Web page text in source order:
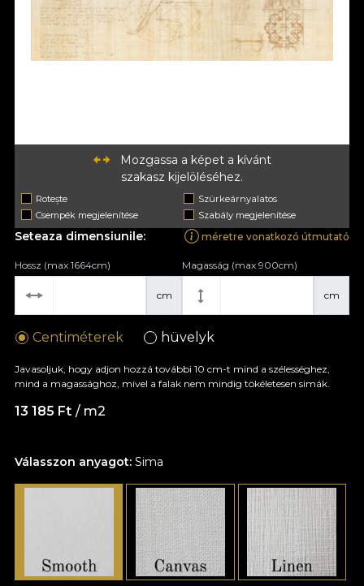
Mozgassa a képet a kívánt
szakasz kijelöléséhez.
Rotește
Szürkeárnyalatos
Csempék megjelenítése
Szabály megjelenítése
Válasszon anyagot: Sima
Seteaza dimensiunile: méretre vonatkozó útmutató
cm
Hossz (max 1664cm)
cm
Magasság (max 900cm)
Centiméterek hüvelyk
Javasoljuk, hogy adjon hozzá további 10 cm-t mind a szélességhez,
mind a magassághoz, mivel a falak nem mindig tökéletesen simák.
13 185 Ft / m2